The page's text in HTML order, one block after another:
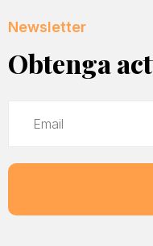
Newsletter
Obtenga